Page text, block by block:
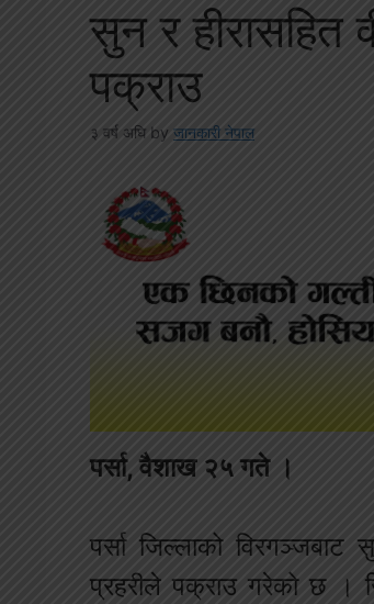
सुन र हीरासहित
पक्राउ
३ वर्ष अघि by जानकारी नेपाल
पर्सा, वैशाख २५ गते ।
पर्सा जिल्लाको विरगञ्जबाट
प्रहरीले पक्राउ गरेको छ ।